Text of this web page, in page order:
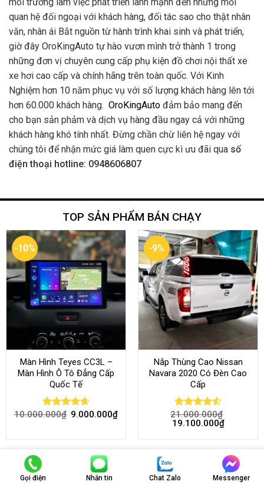
quan hệ đối ngoại với khách hàng, đối tác sao cho thật nhân
văn, nhân ái Bắt nguồn từ hành trình khai sinh và phát triển,
giờ đây OroKingAuto tự hào vươn mình trở thành 1 trong
những đơn vị chuyên cung cấp phụ kiện đồ chơi nội thất xe
xe hơi cao cấp và chính hãng trên toàn quốc. Với Kinh
Nghiệm hơn 10 năm phục vụ với số lượng khách hàng lên tới
hơn 60.000 khách hàng. OroKingAuto đảm bảo mang đến
cho bạn sản phảm và dịch vụ hàng đầu ngay cả với những
khách hàng khó tính nhất. Đừng chần chừ liên hệ ngay với
chúng tôi để nhận mức giá làm quen cực kì ưu đãi qua số
điện thoại hotline: 0948606807
TOP SẢN PHẨM BÁN CHẠY
-10%
Màn Hình Teyes CC3L –
Màn Hình Ô Tô Đẳng Cấp
Quốc Tế
Rated 4.68
10.000.000₫ 9.000.000₫
-9%
Nắp Thùng Cao Nissan
Navara 2020 Có Đèn Cao
Cấp
Rated4.52
out of 5
21.000.000₫
19.100.000₫
-11% -37%
Gọi điện Nhắn tin Chat Zalo Messenger